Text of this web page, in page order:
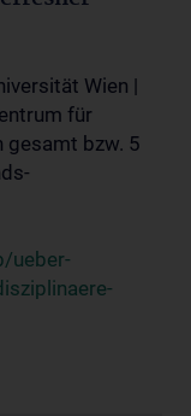
Wien |
für
gesamt bzw. 5
ueber-